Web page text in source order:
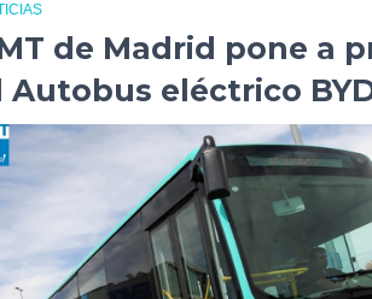
de Madrid pone a
Autobus eléctrico